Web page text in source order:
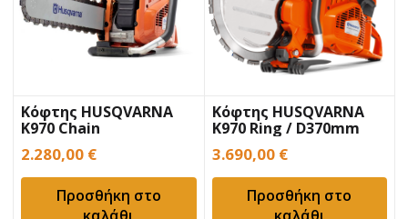
Κόφτης HUSQVARNA
K970 Chain
2.280,00 €
Προσθήκη στο
Κόφτης HUSQVARNA
K970 Ring / D370mm
3.690,00 €
Προσθήκη στο